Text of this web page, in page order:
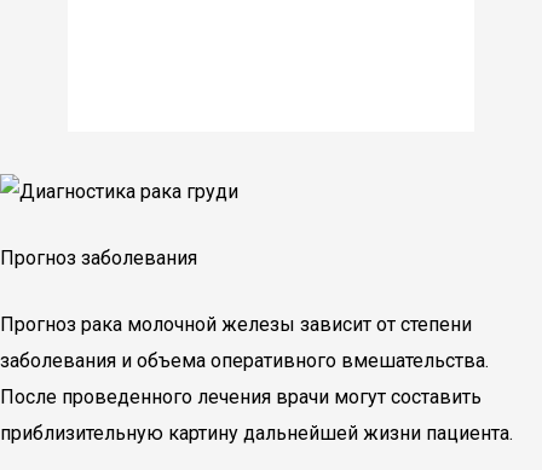
Прогноз заболевания
Прогноз рака молочной железы зависит от степени
заболевания и объема оперативного вмешательства.
После проведенного лечения врачи могут составить
приблизительную картину дальнейшей жизни пациента.